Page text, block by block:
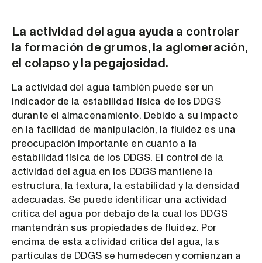
La actividad del agua ayuda a controlar
la formación de grumos, la aglomeración,
el colapso y la pegajosidad.
La actividad del agua también puede ser un
indicador de la estabilidad física de los DDGS
durante el almacenamiento. Debido a su impacto
en la facilidad de manipulación, la fluidez es una
preocupación importante en cuanto a la
estabilidad física de los DDGS. El control de la
actividad del agua en los DDGS mantiene la
estructura, la textura, la estabilidad y la densidad
adecuadas. Se puede identificar una actividad
crítica del agua por debajo de la cual los DDGS
mantendrán sus propiedades de fluidez. Por
encima de esta actividad crítica del agua, las
partículas de DDGS se humedecen y comienzan a